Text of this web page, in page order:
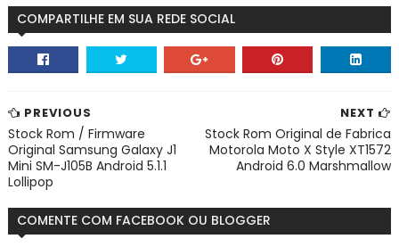
COMPARTILHE EM SUA REDE SOCIAL
NEXT
Stock Rom Original de Fabrica
Motorola Moto X Style XT1572
Android 6.0 Marshmallow
PREVIOUS
Stock Rom / Firmware
Original Samsung Galaxy J1
Mini SM-J105B Android 5.1.1
Lollipop
COMENTE COM FACEBOOK OU BLOGGER